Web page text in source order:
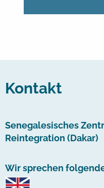
Kontakt
Senegalesisches
Reintegration (Dakar)
Wir sprechen